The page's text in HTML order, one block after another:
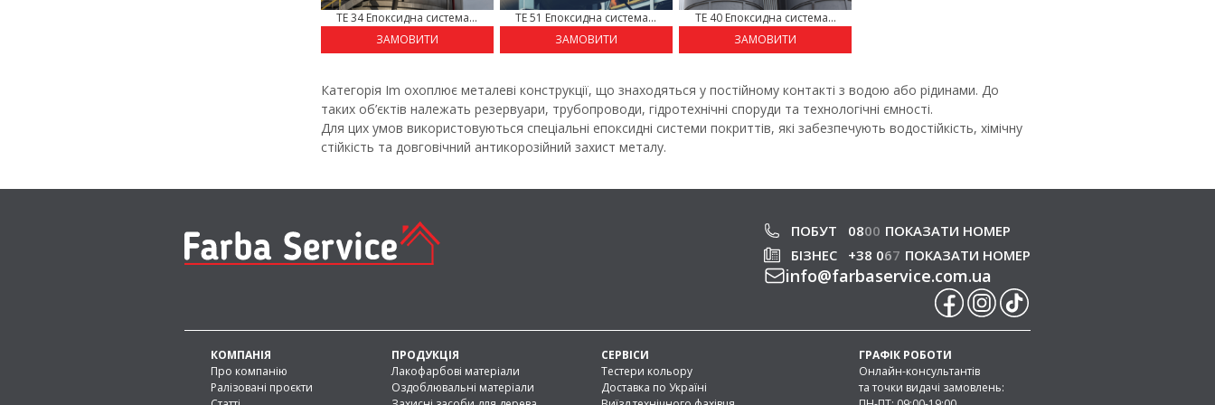
TE 34 Епоксидна система...
ЗАМОВИТИ
TE 51 Епоксидна система...
ЗАМОВИТИ
TE 40 Епоксидна система...
ЗАМОВИТИ
Категорія Im охоплює металеві конструкції, що знаходяться у постійному контакті з водою або рідинами. До
таких об’єктів належать резервуари, трубопроводи, гідротехнічні споруди та технологічні ємності.
Для цих умов використовуються спеціальні епоксидні системи покриттів, які забезпечують водостійкість, хімічну
стійкість та довговічний антикорозійний захист металу.
ПОБУТ 0800 ПОКАЗАТИ НОМЕР
БІЗНЕС
+38 067 ПОКАЗАТИ НОМЕР
info@farbaservice.com.ua
КОМПАНІЯ
Про компанію
Ралізовані проєкти
ПРОДУКЦІЯ
Лакофарбові матеріали
Оздоблювальні матеріали
СЕРВІСИ
Тестери кольору
Доставка по Україні
ГРАФІК РОБОТИ
Онлайн-консультантів
та точки видачі замовлень: